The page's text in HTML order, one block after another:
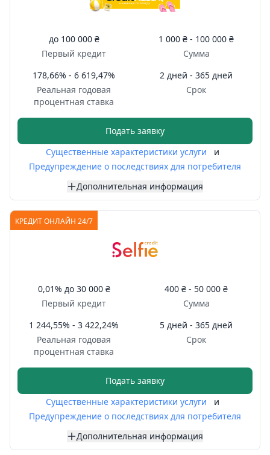
до 100 000 ₴
Первый кредит
1 000 ₴ - 100 000 ₴
Сумма
178,66% - 6 619,47%
Реальная годовая
процентная ставка
2 дней - 365 дней
Срок
Подать заявку
Существенные характеристики услуги
и
Предупреждение о последствиях для потребителя
Дополнительная информация
КРЕДИТ ОНЛАЙН 24/7
0,01% до 30 000 ₴
Первый кредит
400 ₴ - 50 000 ₴
Сумма
1 244,55% - 3 422,24%
Реальная годовая
процентная ставка
5 дней - 365 дней
Срок
Подать заявку
Существенные характеристики услуги
и
Предупреждение о последствиях для потребителя
Дополнительная информация